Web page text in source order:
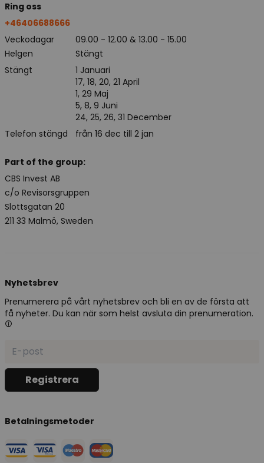
Ring oss
+46406688666
Veckodagar
09.00 - 12.00 & 13.00 - 15.00
Helgen
Stängt
Stängt
Telefon stängd
1 Januari
17, 18, 20, 21 April
1, 29 Maj
5, 8, 9 Juni
24, 25, 26, 31 December
från 16 dec till 2 jan
Part of the group:
CBS Invest AB
c/o Revisorsgruppen
Slottsgatan 20
211 33 Malmö, Sweden
Nyhetsbrev
Prenumerera på vårt nyhetsbrev och bli en av de första att
få nyheter. Du kan när som helst avsluta din prenumeration.
Betalningsmetoder